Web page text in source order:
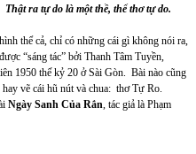
ra tự do là một thề, thể thơ tự do.
thể cả, chỉ có những cái gì không nói ra,
“sáng tác” bởi Thanh Tâm Tuyền,
1950 thế kỷ 20 ở Sài Gòn. Bài nào cũng
vẽ cái hũ nút và chua: thơ Tự Ro.
Ngày Sanh Của Rắn, tác giả là Phạm